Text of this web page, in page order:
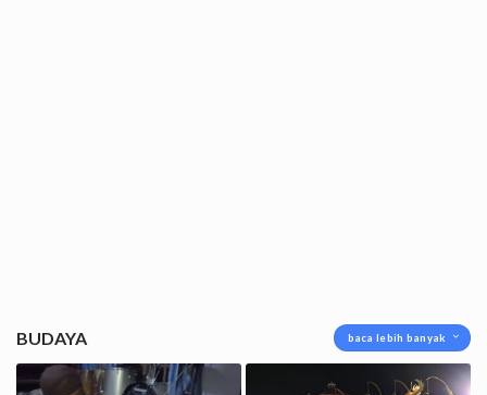
BUDAYA baca lebih banyak